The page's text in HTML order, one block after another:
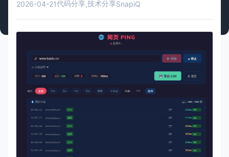
2026-04-21代码分享,技术分享SnapiQ